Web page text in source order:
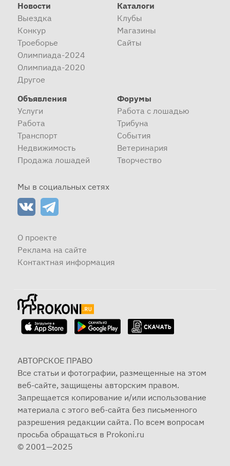
Новости
Выездка
Конкур
Троеборье
Олимпиада-2024
Олимпиада-2020
Другое
Каталоги
Клубы
Магазины
Сайты
Объявления
Услуги
Работа
Транспорт
Недвижимость
Продажа лошадей
Форумы
Работа с лошадью
Трибуна
События
Ветеринария
Творчество
Мы в социальных сетях
О проекте
Реклама на сайте
Контактная информация
АВТОРСКОЕ ПРАВО
Все статьи и фотографии, размещенные на этом
веб-сайте, защищены авторским правом.
Запрещается копирование и/или использование
материала с этого веб-сайта без письменного
разрешения редакции сайта. По всем вопросам
просьба обращаться в Prokoni.ru
© 2001—2025